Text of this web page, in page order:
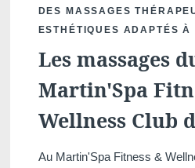
DES MASSAGES
ESTHÉTIQUES ADAPTÉS À
Les massages
Martin'Spa
Wellness Club
Au Martin'Spa Fitness &